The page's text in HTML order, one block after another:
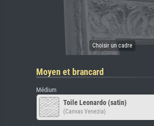
Moyen et brancard
Médium
Toile Leonardo (satin)
(Canvas Venezia)